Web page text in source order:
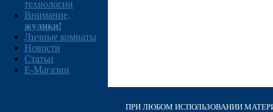
технологии
Внимание,
жулики!
Личные комнаты
Новости
Статьи
E-Магазин
ПРИ ЛЮБОМ ИСПОЛЬЗОВАНИИ